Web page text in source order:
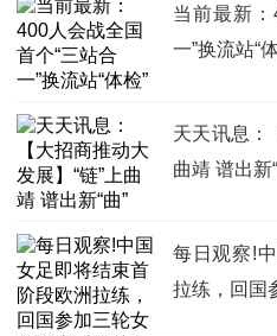
当前最新
一”换流站“
天天讯息：
曲靖 谱出新
每日观察!
拉练，回国